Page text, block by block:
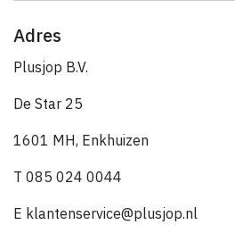
Adres
Plusjop B.V.
De Star 25
1601 MH, Enkhuizen
T 085 024 0044
E klantenservice@plusjop.nl